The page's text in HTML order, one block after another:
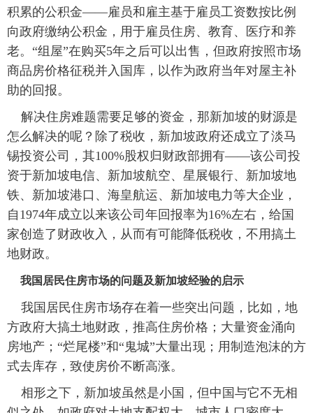
积累的公积金——雇员和雇主基于雇员工资数按比例
向政府缴纳公积金，用于雇员住房、教育、医疗和养
老。“组屋”在购买5年之后可以出售，但政府按照市场
商品房价格征税并入国库，以作为政府当年对屋主补
助的回报。
解决住房难题需要足够的资金，那新加坡的财源是
怎么解决的呢？除了税收，新加坡政府还成立了淡马
锡投资公司，其100%股权归财政部拥有——该公司投
资于新加坡电信、新加坡航空、星展银行、新加坡地
铁、新加坡港口、海皇航运、新加坡电力等大企业，
自1974年成立以来该公司年回报率为16%左右，给国
家创造了财政收入，从而有可能降低税收，不用搞土
地财政。
我国居民住房市场的问题及新加坡经验的启示
我国居民住房市场存在着一些突出问题，比如，地
方政府大搞土地财政，推高住房价格；大量资金涌向
房地产；“烂尾楼”和“鬼城”大量出现；用制造泡沫的方
式去库存，致使房价不断高涨。
相形之下，新加坡虽然是小国，但中国与它不无相